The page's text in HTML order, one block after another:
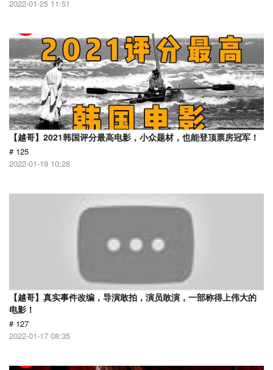
2022-01-25 11:51
【越哥】2021韩国评分最高电影，小众题材，也能登顶票房冠军！
# 125
2022-01-19 10:28
【越哥】真实事件改编，导演敢拍，演员敢演，一部称得上伟大的
电影！
# 127
2022-01-17 08:35